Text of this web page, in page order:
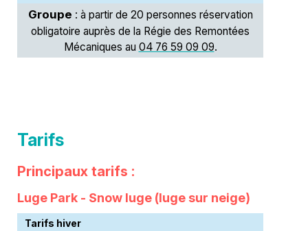
Groupe : à partir de 20 personnes réservation
obligatoire auprès de la Régie des Remontées
Mécaniques au 04 76 59 09 09.
Tarifs
Principaux tarifs :
Luge Park - Snow luge (luge sur neige)
Tarifs hiver